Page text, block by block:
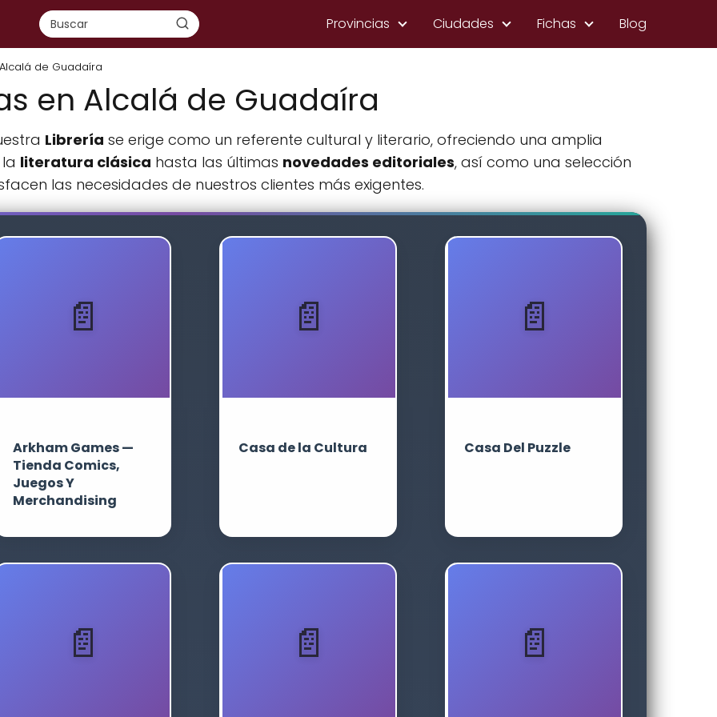
Provincias Ciudades Fichas Blog
de Guadaíra
en Alcalá de Guadaíra
Librería se erige como un referente cultural y literario, ofreciendo una amplia
literatura clásica hasta las últimas novedades editoriales, así como una selección
las necesidades de nuestros clientes más exigentes.
Arkham Games —
Tienda Comics,
Juegos Y
Merchandising
Casa de la Cultura Casa Del Puzzle